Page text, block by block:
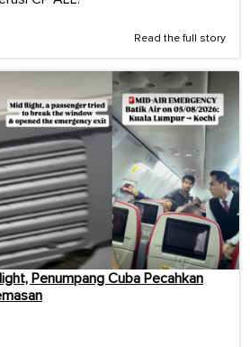
Read the full story
Penumpang Cuba Pecahkan